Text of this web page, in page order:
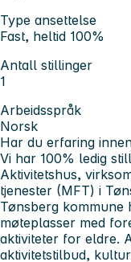
Type ansettelse
Fast, heltid 100%
Antall stillinger
1
Arbeidsspråk
Norsk
Har du erfaring
Vi har 100% ledig
Aktivitetshus,
tjenester (MFT) i
Tønsberg kommune
møteplasser med
aktiviteter for eldre.
aktivitetstilbud,